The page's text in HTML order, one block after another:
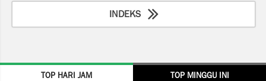
INDEKS
TOP HARI JAM TOP MINGGU INI